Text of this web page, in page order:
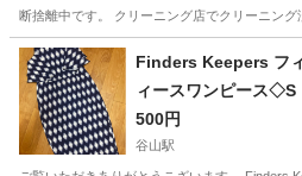
断捨離中です。 クリーニング店でクリーニン
鹿児島 鹿児島市Finders Keepers フ
ィースワンピース◇S
500円
谷山駅